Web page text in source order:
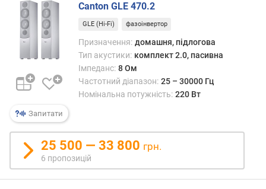
о
г
х
і
о
р
о
г
и
х
Запитати
Canton GLE 470.2
GLE (Hi-Fi) фазоінвертор
Призначення: домашня, підлогова
Тип акустики: комплект 2.0, пасивна
Імпеданс: 8 Ом
Частотний діапазон: 25 – 30000 Гц
Номінальна потужність: 220 Вт
25 500 — 33 800 грн.
6 пропозицій